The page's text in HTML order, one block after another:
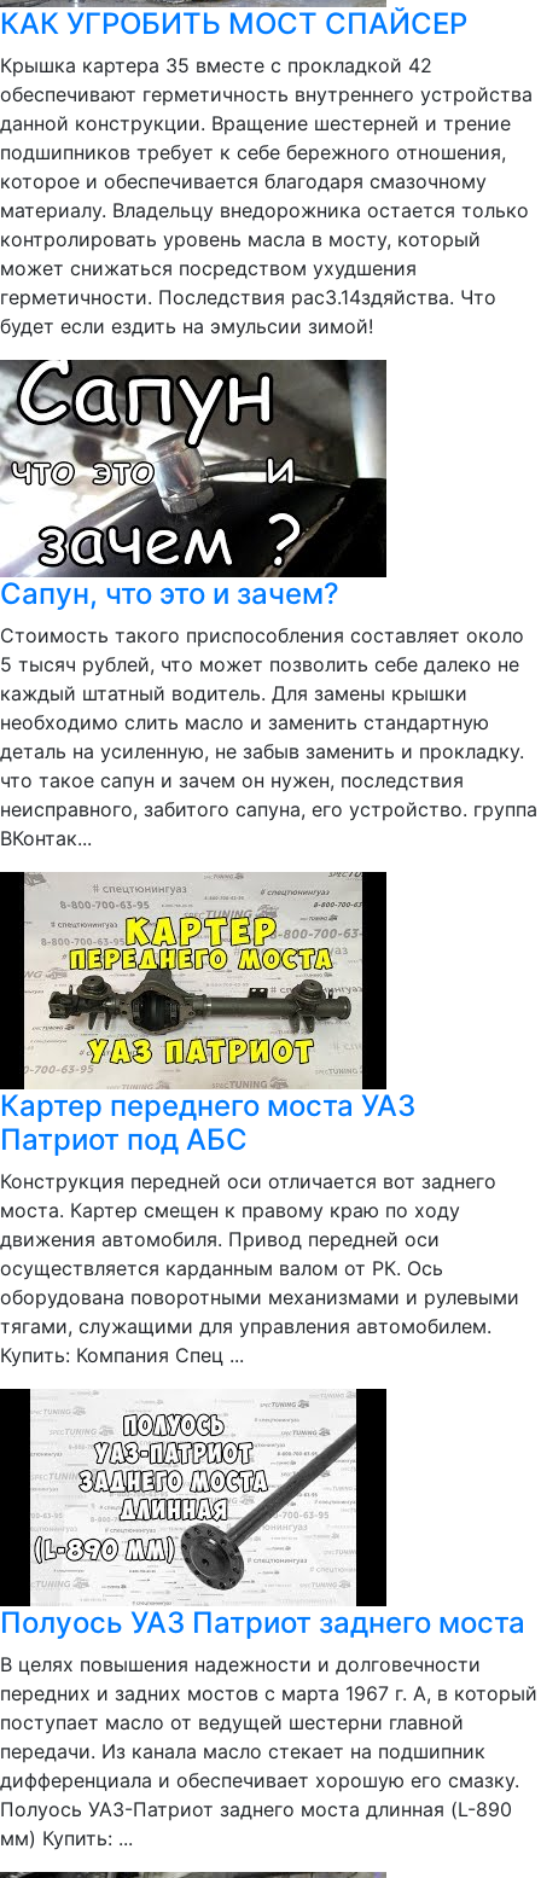
КАК УГРОБИТЬ МОСТ СПАЙСЕР
Крышка картера 35 вместе с прокладкой 42
обеспечивают герметичность внутреннего устройства
данной конструкции. Вращение шестерней и трение
подшипников требует к себе бережного отношения,
которое и обеспечивается благодаря смазочному
материалу. Владельцу внедорожника остается только
контролировать уровень масла в мосту, который
может снижаться посредством ухудшения
герметичности. Последствия рас3.14здяйства. Что
будет если ездить на эмульсии зимой!
Сапун, что это и зачем?
Стоимость такого приспособления составляет около
5 тысяч рублей, что может позволить себе далеко не
каждый штатный водитель. Для замены крышки
необходимо слить масло и заменить стандартную
деталь на усиленную, не забыв заменить и прокладку.
что такое сапун и зачем он нужен, последствия
неисправного, забитого сапуна, его устройство. группа
ВКонтак...
Картер переднего моста УАЗ
Патриот под АБС
Конструкция передней оси отличается вот заднего
моста. Картер смещен к правому краю по ходу
движения автомобиля. Привод передней оси
осуществляется карданным валом от РК. Ось
оборудована поворотными механизмами и рулевыми
тягами, служащими для управления автомобилем.
Купить: Компания Спец ...
Полуось УАЗ Патриот заднего моста
В целях повышения надежности и долговечности
передних и задних мостов с марта 1967 г. А, в который
поступает масло от ведущей шестерни главной
передачи. Из канала масло стекает на подшипник
дифференциала и обеспечивает хорошую его смазку.
Полуось УАЗ-Патриот заднего моста длинная (L-890
мм) Купить: ...